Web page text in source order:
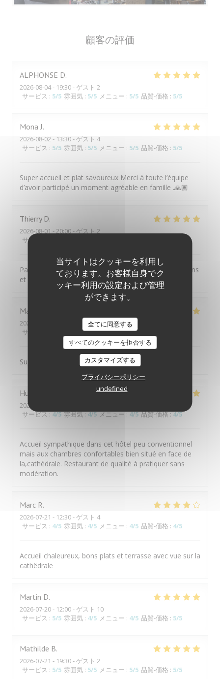
当サイトはクッキーを利用し
ております。お客様自身でク
ッキー利用の設定および管理
ができます。
全てに同意する
すべてのクッキーを拒否する
カスタマイズする
プライバシーポリシー
undefined
顧客の評価
ALPHONSE D
2026-08-04- 19:30 - ゲスト 2
サービス : 5/5 雰囲気 : 5/5 メニュー : 5/5 品質-価格 : 5/5
Mona J
2026-08-02- 13:30 - ゲスト 4
サービス : 5/5 雰囲気 : 5/5 メニュー : 5/5 品質-価格 : 5/5
Super accueil et plat savoureux Merci à toute l’équipe
d’avoir participé un moment agréable en famille .🙏🏽
Thierry D
2026-08-01 - 20:00 - ゲスト 2
サービス
Parfait comme à chaque fois. Personnel aux petits soins
et mets délicieux
Martine
2026-07-31
- 19:30 - ゲスト 2
サービス
雰囲気:5/5 メニュー:5/5
Super cadre. Accueil excellent. Le repas était très bon.
Hubert
2026-07-29
サービス:4/5 雰囲気:4/5 メニュー:4/5 品質-価格:4/5
Accueil sympathique dans cet hôtel peu conventionnel
mais aux chambres confortables bien situé en face de
la,cathédrale. Restaurant de qualité à pratiquer sans
modération.
Marc R
2026-07-21 - 12:30 - ゲスト 4
サービス : 4/5 雰囲気 : 4/5 メニュー : 4/5 品質-価格 : 4/5
Accueil chaleureux, bons plats et terrasse avec vue sur la
cathëdrale
Martin D
2026-07-20- 12:00 - ゲスト 10
サービス : 5/5 雰囲気 : 4/5 メニュー : 4/5 品質-価格 : 5/5
Mathilde B
2026-07-21 - 19:30 - ゲスト 2
サービス : 5/5 雰囲気 : 5/5 メニュー : 5/5 品質-価格 : 5/5